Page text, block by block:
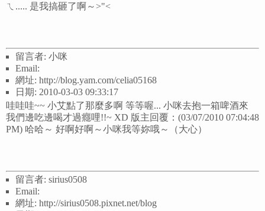
ㄟ..... 是我搞砸了啊～>"<
留言者: 小咪
Email:
網址: http://blog.yam.com/celia05168
日期: 2010-03-03 09:33:17
哇哇哇~~ 小艾點了那麼多啊 等等喔... 小咪去抱一箱啤酒來
我們邊吃邊喝才過癮哩!!~ XD 版主回覆：(03/07/2010 07:04:48
PM) 哈哈～ 好啊好啊～小咪我等妳哦～（大心）
留言者: sirius0508
Email:
網址: http://sirius0508.pixnet.net/blog